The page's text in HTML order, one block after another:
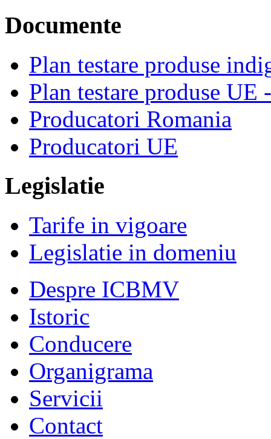
Documente
Plan testare produse
Plan testare produse UE
Producatori Romania
Producatori UE
Legislatie
Tarife in vigoare
Legislatie in domeniu
Despre ICBMV
Istoric
Conducere
Organigrama
Servicii
Contact